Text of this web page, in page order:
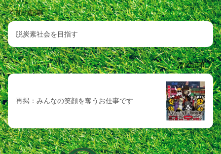
前の記事
脱炭素社会を目指す
次の記事
再掲：みんなの笑顔を奪うお仕事です